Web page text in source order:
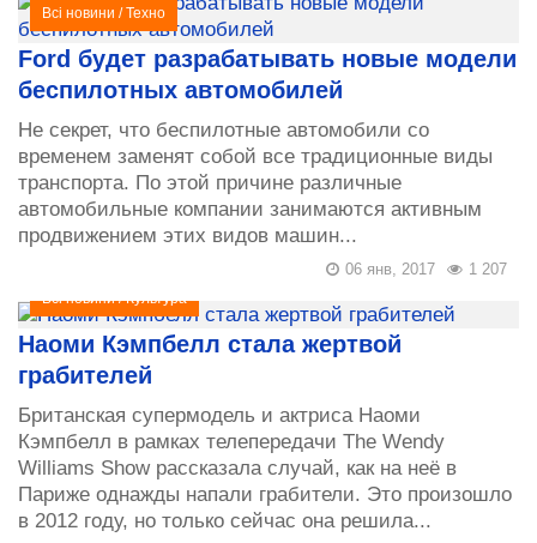
Всі новини /Техно
Ford будет разрабатывать новые модели
беспилотных автомобилей
Не секрет, что беспилотные автомобили со
временем заменят собой все традиционные виды
транспорта. По этой причине различные
автомобильные компании занимаются активным
продвижением этих видов машин...
1 207
06 янв, 2017
Всі новини/Культура
Наоми Кэмпбелл стала жертвой
грабителей
Британская супермодель и актриса Наоми
Кэмпбелл в рамках телепередачи The Wendy
Williams Show рассказала случай, как на неё в
Париже однажды напали грабители. Это произошло
в 2012 году, но только сейчас она решила...